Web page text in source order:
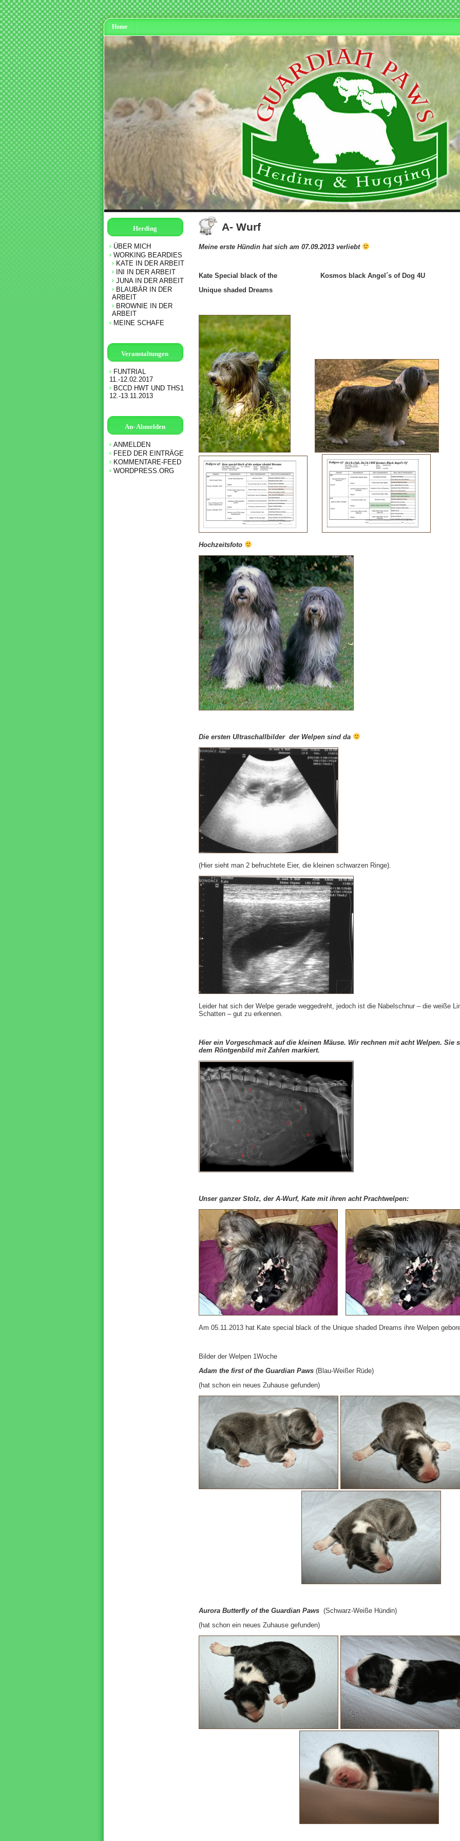
Home
Herding
ÜBER MICH
WORKING BEARDIES
KATE IN DER ARBEIT
INI IN DER ARBEIT
JUNA IN DER ARBEIT
BLAUBÄR IN DER
ARBEIT
BROWNIE IN DER
ARBEIT
MEINE SCHAFE
Veranstaltungen
FUNTRIAL
11.-12.02.2017
BCCD HWT UND THS1
12.-13.11.2013
An- Abmelden
ANMELDEN
FEED DER EINTRÄGE
KOMMENTARE-FEED
WORDPRESS.ORG
A- Wurf
Meine erste Hündin hat sich am 07.09.2013 verliebt
Kate Special black of the
Kosmos black Angel´s of Dog 4U
Unique shaded Dreams
Hochzeitsfoto
Die ersten Ultraschallbilder der Welpen sind da
(Hier sieht man 2 befruchtete Eier, die kleinen schwarzen Ringe).
Leider hat sich der Welpe gerade weggedreht, jedoch ist die Nabelschnur – die weiße
Schatten – gut zu erkennen.
Hier ein Vorgeschmack auf die kleinen Mäuse. Wir rechnen mit acht Welpen. Sie
dem Röntgenbild mit Zahlen markiert.
Unser ganzer Stolz, der A-Wurf, Kate mit ihren acht Prachtwelpen:
Am 05.11.2013 hat Kate special black of the Unique shaded Dreams ihre Welpen
Bilder der Welpen 1Woche
Adam the first of the Guardian Paws (Blau-Weißer Rüde)
(hat schon ein neues Zuhause gefunden)
Aurora Butterfly of the Guardian Paws (Schwarz-Weiße Hündin)
(hat schon ein neues Zuhause gefunden)